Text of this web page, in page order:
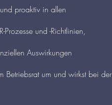
proaktiv in allen
und -Richtlinien,
Auswirkungen
Betriebsrat um und wirkst bei der